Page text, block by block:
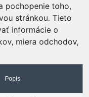
pochopenie toho,
stránkou. Tieto
informácie o
miera odchodov,
Popis